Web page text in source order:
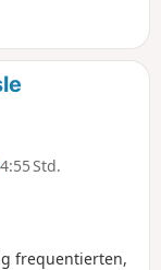
4:55 Std.
frequentierten,